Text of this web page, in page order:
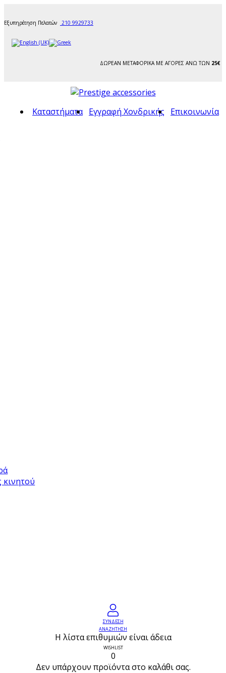
Εξυπηρέτηση Πελατών 210 9929733
ΔΩΡΕΑΝ ΜΕΤΑΦΟΡΙΚΑ ΜΕ ΑΓΟΡΕΣ ΑΝΩ ΤΩΝ 25€
κινητού
Καταστήματα Εγγραφή Χονδρικής Επικοινωνία
ΣΥΝΔΕΣΗ
ΑΝΑΖΗΤΗΣΗ
Η λίστα επιθυμιών είναι άδεια
WISHLIST
0
Δεν υπάρχουν προϊόντα στο καλάθι σας.